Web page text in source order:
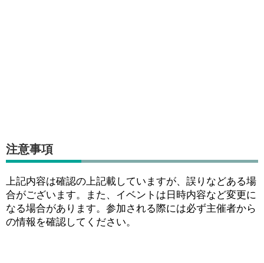
注意事項
上記内容は確認の上記載していますが、誤りなどある場
合がございます。また、イベントは日時内容など変更に
なる場合があります。参加される際には必ず主催者から
の情報を確認してください。